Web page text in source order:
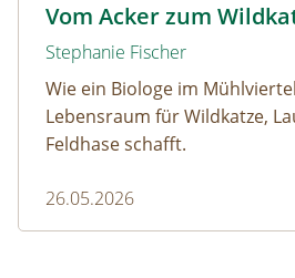
Vom Acker zum
Stephanie Fischer
Wie ein Biologe im
Lebensraum für Wildkatze,
Feldhase schafft.
26.05.2026